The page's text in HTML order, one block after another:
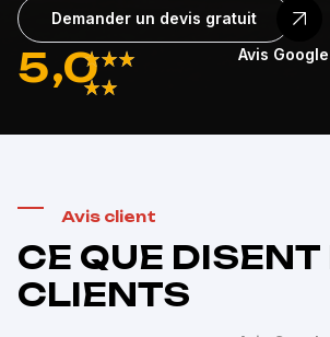
Demander un devis gratuit
5,0 Avis Google
Avis client
CE QUE DISENT
CLIENTS